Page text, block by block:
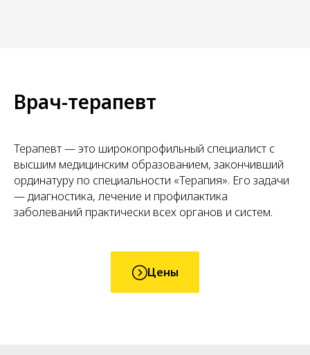
Врач-терапевт
Терапевт — это широкопрофильный специалист с
высшим медицинским образованием, закончивший
ординатуру по специальности «Терапия». Его задачи
— диагностика, лечение и профилактика
заболеваний практически всех органов и систем.
Цены